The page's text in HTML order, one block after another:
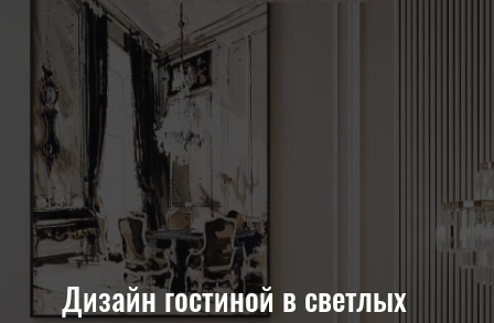
Дизайн гостиной в светлых